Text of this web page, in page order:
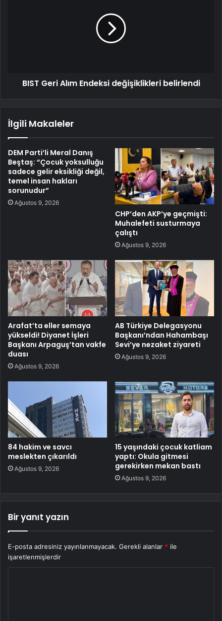
BIST Geri Alım Endeksi değişiklikleri belirlendi
İlgili Makaleler
DEM Parti’li Meral Danış
Beştaş: “Çocuk yoksulluğu
sadece gelir eksikliği değil,
temel insan hakları
sorunudur”
Ağustos 9, 2026
CHP’den AKP’ye geçmişti:
Muhalefeti susturmaya
çalıştı
Ağustos 9, 2026
Arafat’ta eller semaya
yükseldi! Diyanet İşleri
Başkanı Arpaguş’tan vakfe
duası
Ağustos 9, 2026
AB Türkiye Delegasyonu
Başkanı’ndan Hahambaşı
Sevi’ye nezaket ziyareti
Ağustos 9, 2026
84 hakim ve savcı
meslekten çıkarıldı
Ağustos 9, 2026
15 yaşındaki çocuk katliam
yaptı: Okula gitmesi
gerekirken mekan bastı
Ağustos 9, 2026
Bir yanıt yazın
E-posta adresiniz yayınlanmayacak. Gerekli alanlar * ile
işaretlenmişlerdir